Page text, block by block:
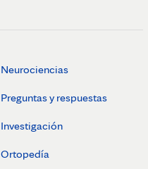
Neurociencias
Preguntas y respuestas
Investigación
Ortopedía